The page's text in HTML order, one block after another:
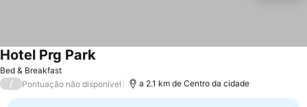
Bed & Breakfast
Hotel Prg Park
/ Pontuação não disponível a 2.1 km de Centro da cidade